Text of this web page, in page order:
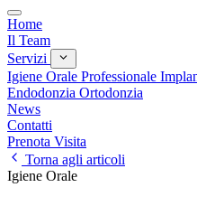
Home
Il Team
Servizi
Igiene Orale Professionale
Endodonzia Ortodonzia
News
Contatti
Prenota Visita
Torna agli articoli
Igiene Orale